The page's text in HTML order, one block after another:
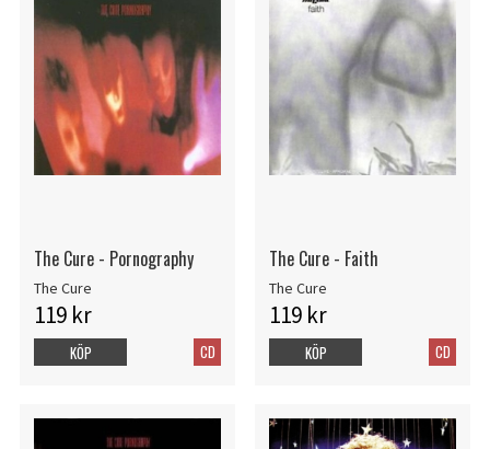
The Cure - Pornography
The Cure
119 kr
CD
KÖP
The Cure - Faith
The Cure
119 kr
CD
KÖP